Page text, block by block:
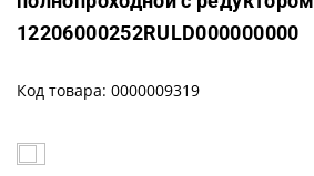
12206000252RULD000000000
Код товара: 0000009319